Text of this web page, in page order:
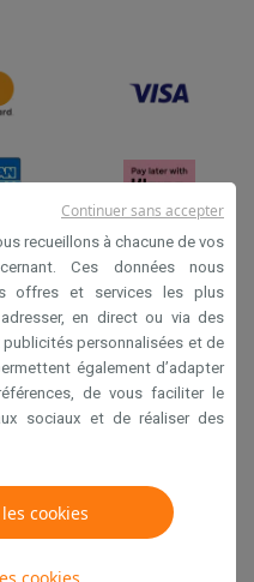
de vente
België
recueillons à chacune de vos
Ces données nous
offres et services les plus
en direct ou via des
personnalisées et de
également d’adapter
de vous faciliter le
sociaux et de réaliser des
cookies
cookies
Continuer sans accepter